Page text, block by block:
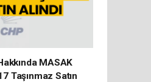
MASAK
Taşınmaz Satın